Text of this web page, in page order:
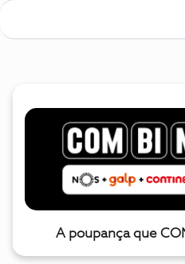
A poupança que